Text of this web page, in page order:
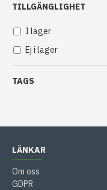
TAGS
TILLGÄNGLIGHET
I lager
Ej i lager
LÄNKAR
Om oss
GDPR